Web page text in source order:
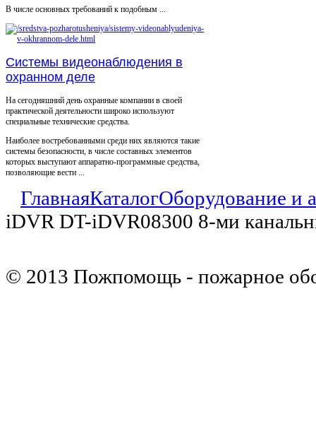
В числе основных требований к подобным ...
Системы видеонаблюдения в
охранном деле
На сегодняшний день охранные компании в своей
практической деятельности широко используют
специальные технические средства.
Наиболее востребованными среди них являются такие
системы безопасности, в числе составных элементов
которых выступают аппаратно-программные средства,
позволяющие вести ...
ГлавнаяКаталогОборудование и
iDVR DT-iDVR08300 8-ми
© 2013 Пожпомощь - пожарное